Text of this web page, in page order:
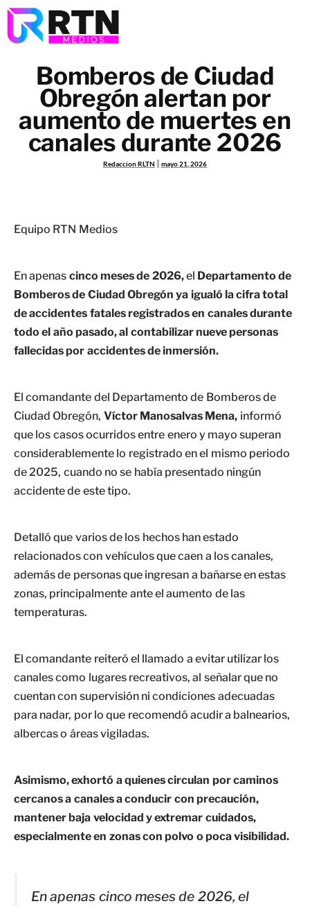
Bomberos de Ciudad
Obregón alertan por
aumento de muertes en
canales durante 2026
Redaccion RLTN mayo 21, 2026
Equipo RTN Medios
En apenas cinco meses de 2026,el Departamento de
Bomberos de Ciudad Obregón ya igualó la cifra total
de accidentes fatales registrados en canales durante
todo el año pasado, al contabilizar nueve personas
fallecidas por accidentes de inmersión.
El comandante del Departamento de Bomberos de
Ciudad Obregón, Víctor Manosalvas Mena, informó
que los casos ocurridos entre enero y mayo superan
considerablemente lo registrado en el mismo periodo
de 2025, cuando no se había presentado ningún
accidente de este tipo.
Detalló que varios de los hechos han estado
relacionados con vehículos que caen a los canales,
además de personas que ingresan a bañarse en estas
zonas, principalmente ante el aumento de las
temperaturas.
El comandante reiteró el llamado a evitar utilizar los
canales como lugares recreativos, al señalar que no
cuentan con supervisión ni condiciones adecuadas
para nadar, por lo que recomendó acudir a balnearios,
albercas o áreas vigiladas.
Asimismo, exhortó a quienes circulan por caminos
cercanos a canales a conducir con precaución,
mantener baja velocidad y extremar cuidados,
especialmente en zonas con polvo o poca visibilidad.
En apenas cinco meses de 2026, el